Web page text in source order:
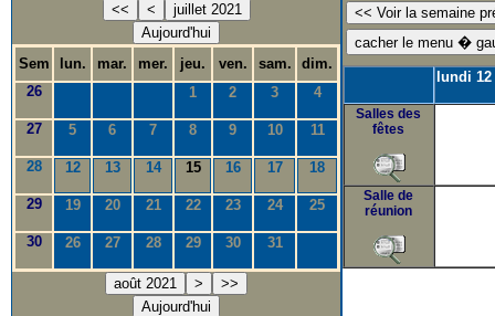
<< <
juillet 2021
Aujourd'hui
Sem
lun. mar. mer. jeu. ven. sam.
dim.
26
1 2 3 4
27 5 6 7 8 9 10 11
28 12 13 14 15 16 17 18
29 19 20 21 22 23 24 25
30 26 27 28 29 30 31
août 2021 >
>>
Aujourd'hui
lundi
Salles des
fêtes
Salle de
réunion